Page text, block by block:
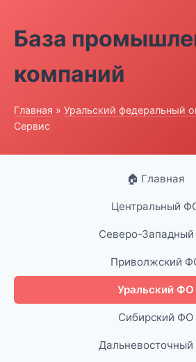
База
компаний
Главная » Уральский федеральный
Сервис
🏠 Главная
Центральный
Северо-
Приволжский
Уральский ФО
Сибирский ФО